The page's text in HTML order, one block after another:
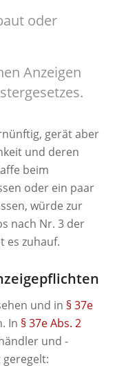
oder
Anzeigen
gerät aber
und deren
beim
oder ein paar
würde zur
nach Nr. 3 der
es zuhauf.
und in § 37e
In § 37e Abs. 2
und -